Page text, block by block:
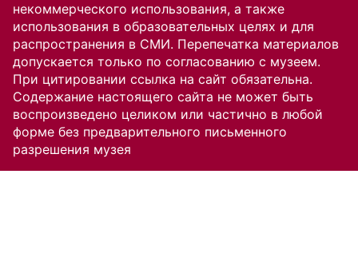
некоммерческого использования, а также
использования в образовательных целях и для
распространения в СМИ. Перепечатка материалов
допускается только по согласованию с музеем.
При цитировании ссылка на сайт обязательна.
Содержание настоящего сайта не может быть
воспроизведено целиком или частично в любой
форме без предварительного письменного
разрешения музея